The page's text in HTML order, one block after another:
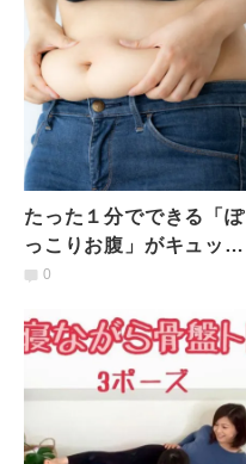
たった１分でできる「ぽ
っこりお腹」がキュッと
引き締まる！深層筋に効
0